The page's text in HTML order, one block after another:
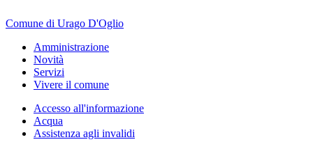
Comune di Urago D'Oglio
Amministrazione
Novità
Servizi
Vivere il comune
Accesso all'informazione
Acqua
Assistenza agli invalidi